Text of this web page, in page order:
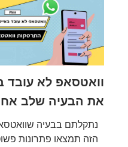
וואטסאפ לא עובד
את הבעיה שלב
נתקלתם בבעיה
הזה תמצאו פתרונות